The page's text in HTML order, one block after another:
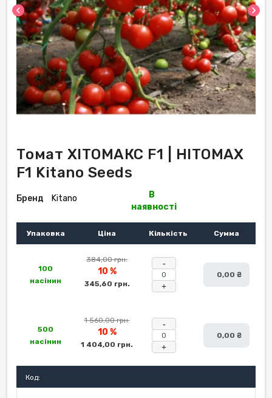
chevron_left chevron_right
Томат ХІТОМАКС F1 | HITOMAX
F1 Kitano Seeds
Бренд Kitano
В
наявності
Упаковка Ціна Кількість Сумма
100
насінин
384,00 грн.
10 %
345,60 грн. +
0,00 ₴
500
насінин
1 560,00 грн.
10 %
1 404,00 грн. +
0,00 ₴
Код: